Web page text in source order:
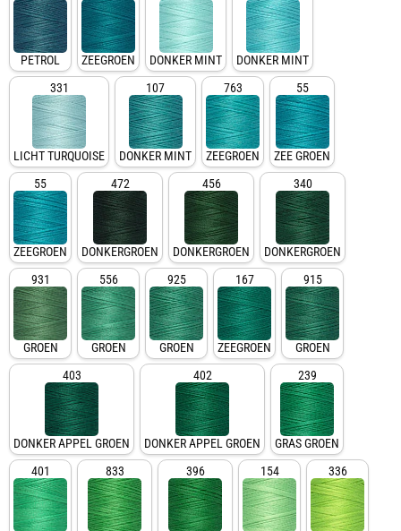
PETROL ZEEGROEN DONKER MINT
DONKER MINT
331
LICHT TURQUOISE
107
DONKER MINT
763
ZEEGROEN
55
ZEE GROEN
55
ZEEGROEN
472
DONKERGROEN
456
DONKERGROEN
340
DONKERGROEN
931
GROEN
556
GROEN
925
GROEN
167
ZEEGROEN
915
GROEN
403
DONKER APPEL GROEN
402
DONKER APPEL GROEN
239
GRAS GROEN
401
833 396 154 336